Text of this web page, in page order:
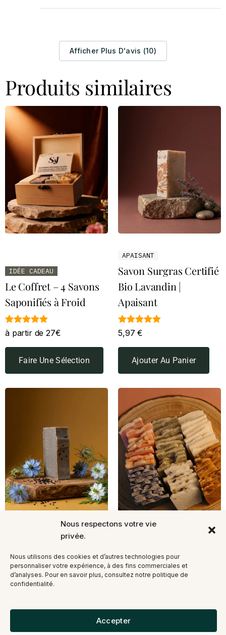
Nous respectons votre vie
privée.
Nous utilisons des cookies et d’autres technologies pour
personnaliser votre expérience, à des fins commerciales et
d’analyses. Pour en savoir plus, consultez notre politique de
confidentialité.
Accepter
Afficher Plus D'avis (10)
Produits similaires
IDÉE CADEAU
Le Coffret – 4 Savons
Saponifiés à Froid
Note
4.90
sur 5
à partir de 27€
Faire Une Sélection
APAISANT
Savon Surgras Certifié
Bio Lavandin |
Apaisant
Note
4.87
sur 5
5,97€
Ajouter Au Panier
Savon Soin Surgras
Nigelle Fort au Cèdre
Note
9,97€
Ajouter Au Panier
210 Savons d’invités
Ajouter Au Panier